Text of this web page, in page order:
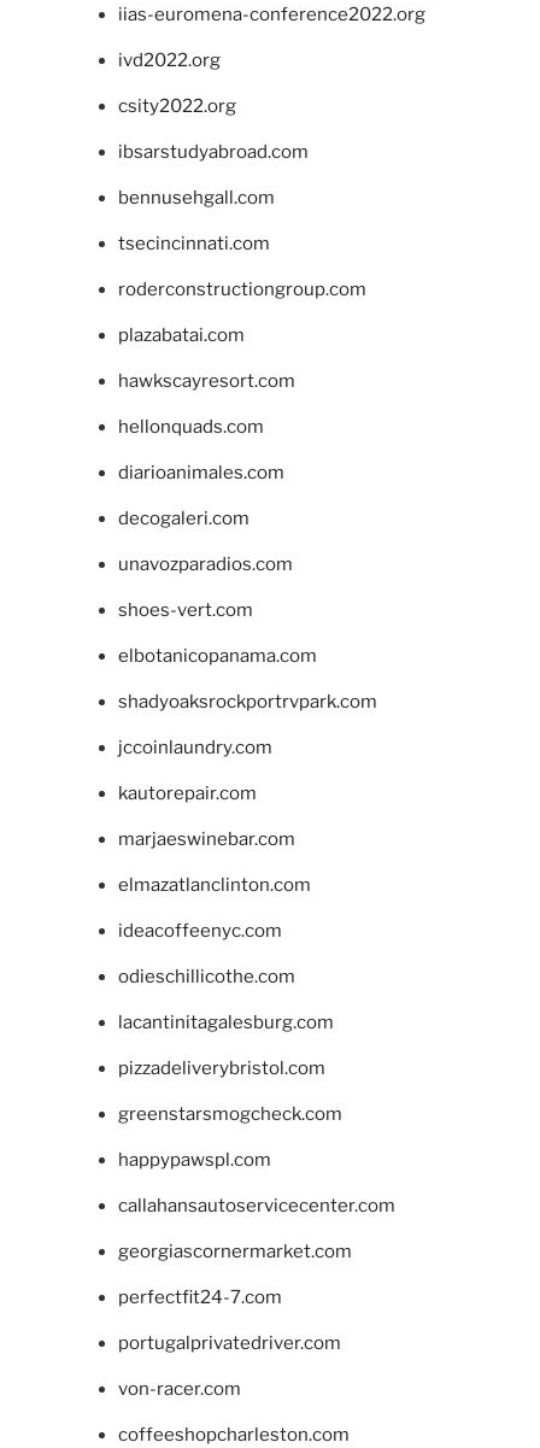
iias-euromena-conference2022.org
ivd2022.org
csity2022.org
ibsarstudyabroad.com
bennusehgall.com
tsecincinnati.com
roderconstructiongroup.com
plazabatai.com
hawkscayresort.com
hellonquads.com
diarioanimales.com
decogaleri.com
unavozparadios.com
shoes-vert.com
elbotanicopanama.com
shadyoaksrockportrvpark.com
jccoinlaundry.com
kautorepair.com
marjaeswinebar.com
elmazatlanclinton.com
ideacoffeenyc.com
odieschillicothe.com
lacantinitagalesburg.com
pizzadeliverybristol.com
greenstarsmogcheck.com
happypawspl.com
callahansautoservicecenter.com
georgiascornermarket.com
perfectfit24-7.com
portugalprivatedriver.com
von-racer.com
coffeeshopcharleston.com